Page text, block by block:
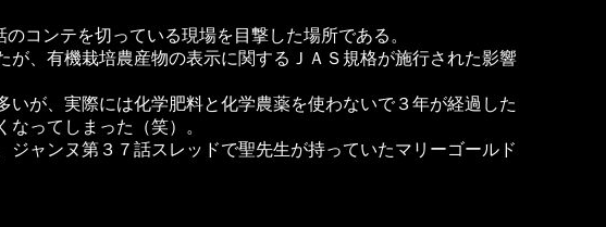
コンテを切っている現場を目撃した場所である。
、有機栽培農産物の表示に関するＪＡＳ規格が施行された影響
が、実際には化学肥料と化学農薬を使わないで３年が経過した
ってしまった（笑）。
ャンヌ第３７話スレッドで聖先生が持っていたマリーゴールド